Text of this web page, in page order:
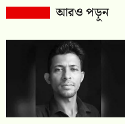
আরও পড়ুন